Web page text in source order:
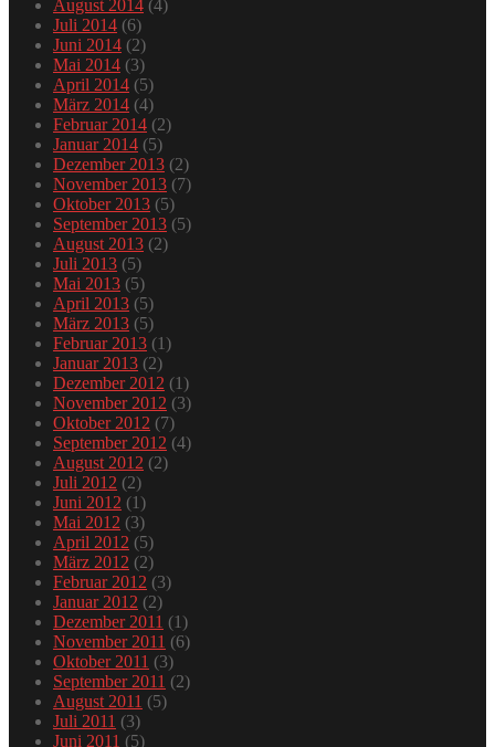
August 2014 (4)
Juli 2014 (6)
Juni 2014 (2)
Mai 2014 (3)
April 2014 (5)
März 2014 (4)
Februar 2014 (2)
Januar 2014 (5)
Dezember 2013 (2)
November 2013 (7)
Oktober 2013 (5)
September 2013 (5)
August 2013 (2)
Juli 2013 (5)
Mai 2013 (5)
April 2013 (5)
März 2013 (5)
Februar 2013 (1)
Januar 2013 (2)
Dezember 2012 (1)
November 2012 (3)
Oktober 2012 (7)
September 2012 (4)
August 2012 (2)
Juli 2012 (2)
Juni 2012 (1)
Mai 2012 (3)
April 2012 (5)
März 2012 (2)
Februar 2012 (3)
Januar 2012 (2)
Dezember 2011 (1)
November 2011 (6)
Oktober 2011 (3)
September 2011 (2)
August 2011 (5)
Juli 2011 (3)
Juni 2011 (5)